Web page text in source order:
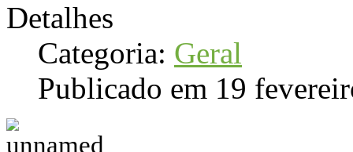
Detalhes
Categoria: Geral
Publicado em 19